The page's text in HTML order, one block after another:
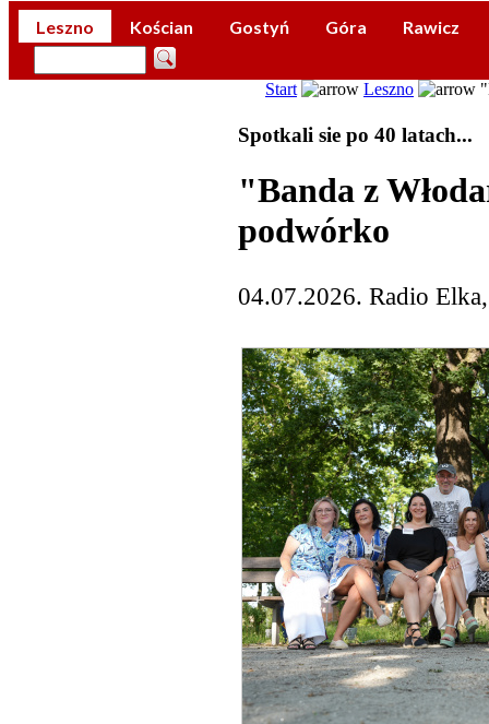
Leszno Kościan Gostyń Góra Rawicz
Start Leszno
Spotkali sie po 40 latach...
"Banda z
podwórko
04.07.2026. Radio